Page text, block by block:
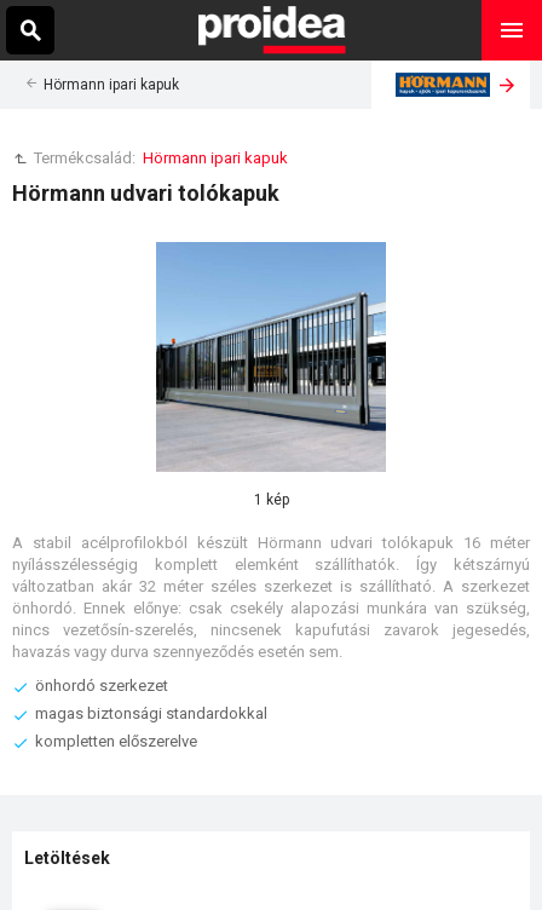
Hörmann ipari kapuk
Termékcsalád: Hörmann ipari kapuk
Hörmann udvari tolókapuk
1 kép
A stabil acélprofilokból készült Hörmann udvari tolókapuk 16 méter
nyílásszélességig komplett elemként szállíthatók. Így kétszárnyú
változatban akár 32 méter széles szerkezet is szállítható. A szerkezet
önhordó. Ennek előnye: csak csekély alapozási munkára van szükség,
nincs vezetősín-szerelés, nincsenek kapufutási zavarok jegesedés,
havazás vagy durva szennyeződés esetén sem.
önhordó szerkezet
magas biztonsági standardokkal
kompletten előszerelve
Letöltések